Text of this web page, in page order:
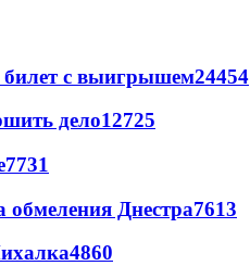
с выигрышем24454
дело12725
7731
обмеления Днестра7613
4860